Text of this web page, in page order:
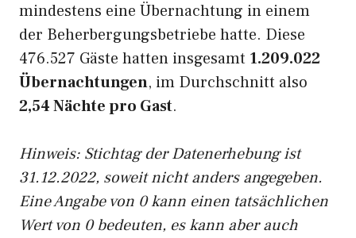
mindestens eine Übernachtung in einem
der Beherbergungsbetriebe hatte. Diese
476.527 Gäste hatten insgesamt 1.209.022
Übernachtungen, im Durchschnitt also
2,54 Nächte pro Gast.
Hinweis: Stichtag der Datenerhebung ist
31.12.2022, soweit nicht anders angegeben.
Eine Angabe von 0 kann einen tatsächlichen
Wert von 0 bedeuten, es kann aber auch